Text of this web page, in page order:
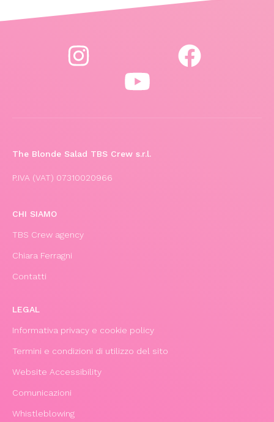
The Blonde Salad TBS Crew s.r.l.
P.IVA (VAT) 07310020966
CHI SIAMO
TBS Crew agency
Chiara Ferragni
Contatti
LEGAL
Informativa privacy e cookie policy
Termini e condizioni di utilizzo del sito
Website Accessibility
Comunicazioni
Whistleblowing